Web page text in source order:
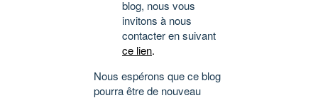
blog, nous vous
invitons à nous
contacter en suivant
ce lien.
Nous espérons que ce blog
pourra être de nouveau